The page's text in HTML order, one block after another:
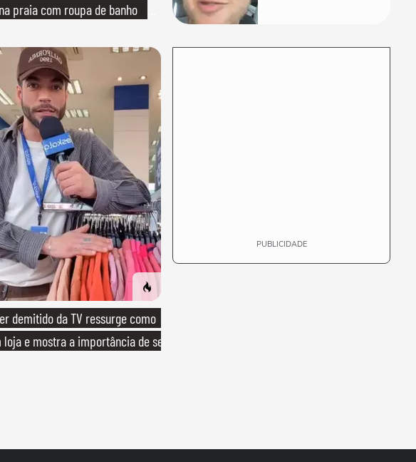
praia com roupa de banho
demitido da TV ressurge como
e mostra a importância de ser
PUBLICIDADE